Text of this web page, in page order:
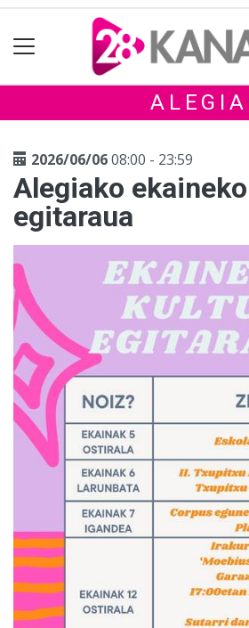
ALEGIA
2026/06/0608:00 - 23:59
Alegiako
egitaraua